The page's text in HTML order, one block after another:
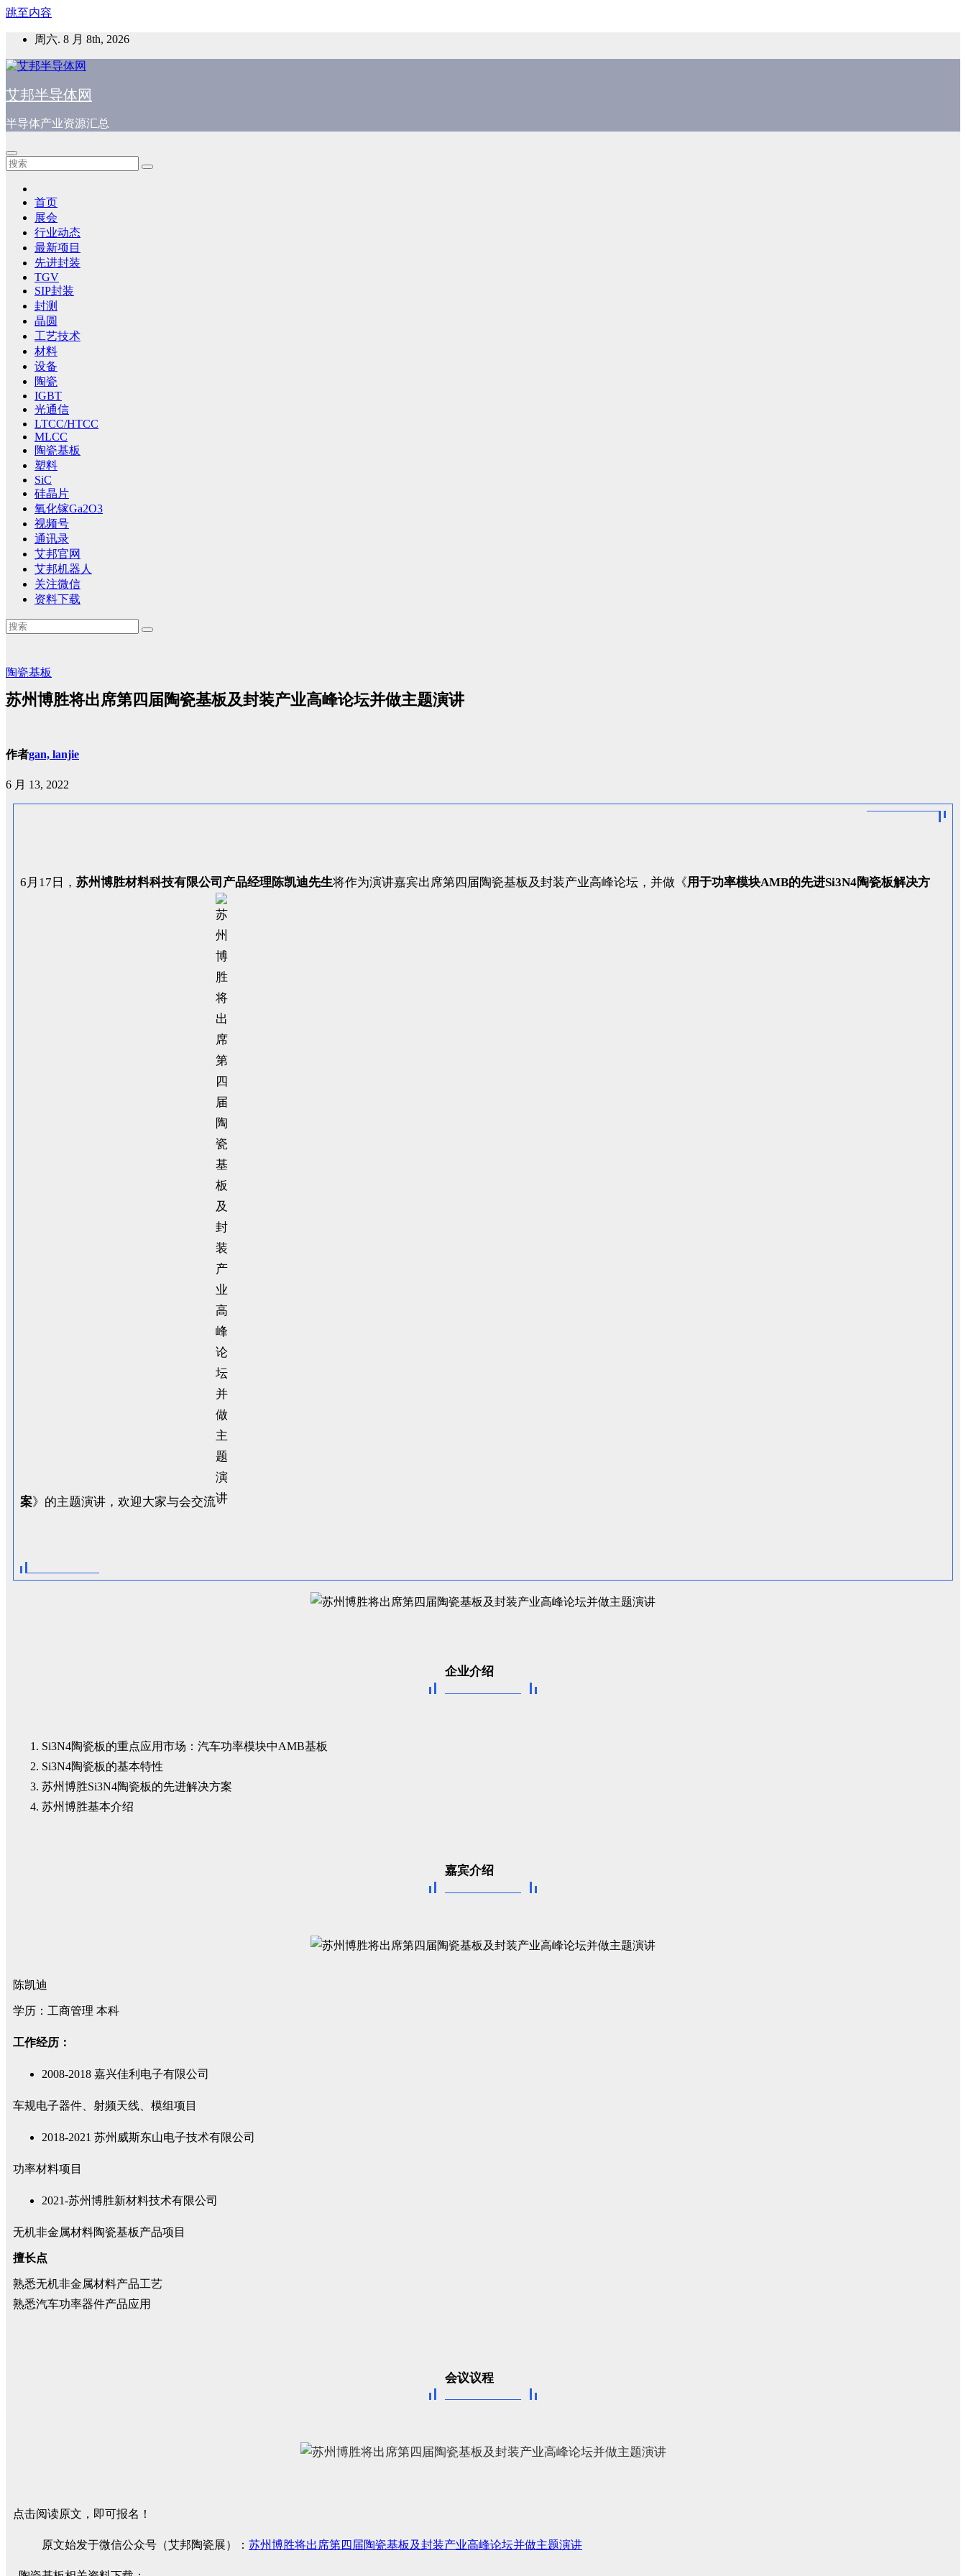
跳至内容
周六. 8 月 8th, 2026
艾邦半导体网
半导体产业资源汇总
首页
展会
行业动态
最新项目
先进封装
TGV
SIP封装
封测
晶圆
工艺技术
材料
设备
陶瓷
IGBT
光通信
LTCC/HTCC
MLCC
陶瓷基板
塑料
SiC
硅晶片
氧化镓Ga2O3
视频号
通讯录
艾邦官网
艾邦机器人
关注微信
资料下载
陶瓷基板
苏州博胜将出席第四届陶瓷基板及封装产业高峰论坛并做主题演讲
作者gan, lanjie
6 月 13, 2022
6月17日， 苏州博胜材料科技有限公司产品经理陈凯迪先生将作为演讲嘉宾出席第四届陶瓷基板及封装产业高峰论坛，并做《用于功率模块AMB的先进Si3N4陶瓷板解决方
案》的主题演讲，欢迎大家与会交流
企业介绍
Si3N4陶瓷板的重点应用市场：汽车功率模块中AMB基板
Si3N4陶瓷板的基本特性
苏州博胜Si3N4陶瓷板的先进解决方案
苏州博胜基本介绍
嘉宾介绍
陈凯迪
学历：工商管理 本科
工作经历：
2008-2018 嘉兴佳利电子有限公司
车规电子器件、射频天线、模组项目
2018-2021 苏州威斯东山电子技术有限公司
功率材料项目
2021-苏州博胜新材料技术有限公司
无机非金属材料陶瓷基板产品项目
擅长点
熟悉无机非金属材料产品工艺
熟悉汽车功率器件产品应用
会议议程
点击阅读原文，即可报名！
原文始发于微信公众号（艾邦陶瓷展）： 苏州博胜将出席第四届陶瓷基板及封装产业高峰论坛并做主题演讲